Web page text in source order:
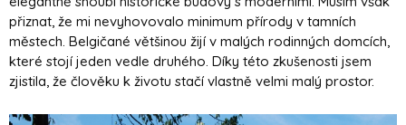
přiznat, že mi nevyhovovalo minimum přírody v tamních
městech. Belgičané většinou žijí v malých rodinných domcích,
které stojí jeden vedle druhého. Díky této zkušenosti jsem
zjistila, že člověku k životu stačí vlastně velmi malý prostor.